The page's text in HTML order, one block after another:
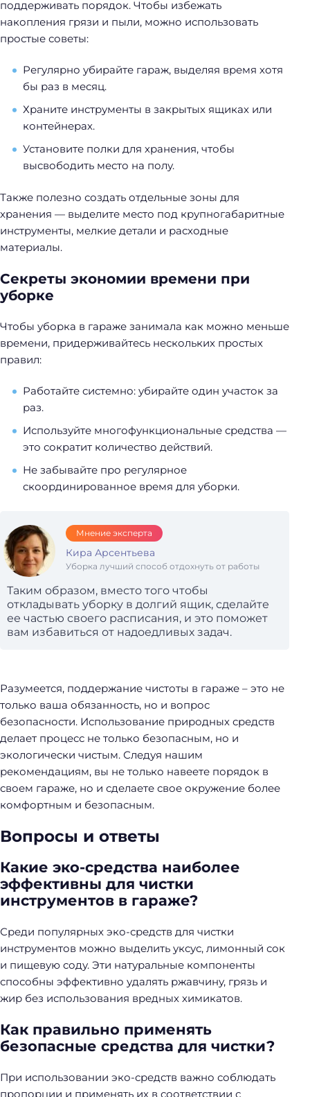
поддерживать порядок. Чтобы избежать
накопления грязи и пыли, можно использовать
простые советы:
Регулярно убирайте гараж, выделяя время хотя
бы раз в месяц.
Храните инструменты в закрытых ящиках или
контейнерах.
Установите полки для хранения, чтобы
высвободить место на полу.
Также полезно создать отдельные зоны для
хранения — выделите место под крупногабаритные
инструменты, мелкие детали и расходные
материалы.
Секреты экономии времени при
уборке
Чтобы уборка в гараже занимала как можно меньше
времени, придерживайтесь нескольких простых
правил:
Работайте системно: убирайте один участок за
раз.
Используйте многофункциональные средства —
это сократит количество действий.
Не забывайте про регулярное
скоординированное время для уборки.
Мнение эксперта
Кира Арсентьева
Уборка лучший способ отдохнуть от работы
Таким образом, вместо того чтобы
откладывать уборку в долгий ящик, сделайте
ее частью своего расписания, и это поможет
вам избавиться от надоедливых задач.
Разумеется, поддержание чистоты в гараже – это не
только ваша обязанность, но и вопрос
безопасности. Использование природных средств
делает процесс не только безопасным, но и
экологически чистым. Следуя нашим
рекомендациям, вы не только навеете порядок в
своем гараже, но и сделаете свое окружение более
комфортным и безопасным.
Вопросы и ответы
Какие эко-средства наиболее
эффективны для чистки
инструментов в гараже?
Среди популярных эко-средств для чистки
инструментов можно выделить уксус, лимонный сок
и пищевую соду. Эти натуральные компоненты
способны эффективно удалять ржавчину, грязь и
жир без использования вредных химикатов.
Как правильно применять
безопасные средства для чистки?
При использовании эко-средств важно соблюдать
пропорции и применять их в соответствии с
а
т